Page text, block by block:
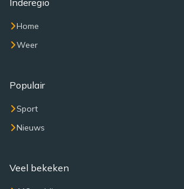
Inderegio
Home
Weer
Populair
Sport
Nieuws
Veel bekeken